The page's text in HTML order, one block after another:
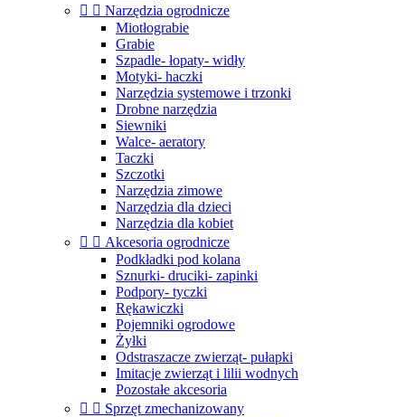
  Narzędzia ogrodnicze
Miotłograbie
Grabie
Szpadle- łopaty- widły
Motyki- haczki
Narzędzia systemowe i trzonki
Drobne narzędzia
Siewniki
Walce- aeratory
Taczki
Szczotki
Narzędzia zimowe
Narzędzia dla dzieci
Narzędzia dla kobiet
  Akcesoria ogrodnicze
Podkładki pod kolana
Sznurki- druciki- zapinki
Podpory- tyczki
Rękawiczki
Pojemniki ogrodowe
Żyłki
Odstraszacze zwierząt- pułapki
Imitacje zwierząt i lilii wodnych
Pozostałe akcesoria
  Sprzęt zmechanizowany